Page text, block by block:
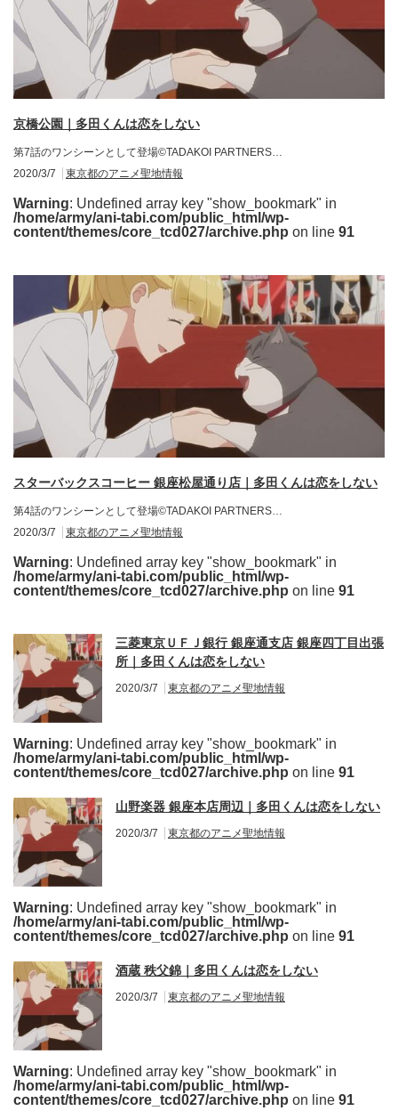
京橋公園｜多田くんは恋をしない
第7話のワンシーンとして登場©TADAKOI PARTNERS…
2020/3/7
東京都のアニメ聖地情報
Warning: Undefined array key "show_bookmark" in
/home/army/ani-tabi.com/public_html/wp-
content/themes/core_tcd027/archive.php on line 91
スターバックスコーヒー 銀座松屋通り店｜多田くんは恋をしない
第4話のワンシーンとして登場©TADAKOI PARTNERS…
2020/3/7
東京都のアニメ聖地情報
Warning: Undefined array key "show_bookmark" in
/home/army/ani-tabi.com/public_html/wp-
content/themes/core_tcd027/archive.php on line 91
三菱東京ＵＦＪ銀行 銀座通支店 銀座四丁目出張
所｜多田くんは恋をしない
2020/3/7 東京都のアニメ聖地情報
Warning: Undefined array key "show_bookmark" in
/home/army/ani-tabi.com/public_html/wp-
content/themes/core_tcd027/archive.php on line 91
山野楽器 銀座本店周辺｜多田くんは恋をしない
2020/3/7 東京都のアニメ聖地情報
Warning: Undefined array key "show_bookmark" in
/home/army/ani-tabi.com/public_html/wp-
content/themes/core_tcd027/archive.php on line 91
酒蔵 秩父錦｜多田くんは恋をしない
2020/3/7 東京都のアニメ聖地情報
Warning: Undefined array key "show_bookmark" in
/home/army/ani-tabi.com/public_html/wp-
content/themes/core_tcd027/archive.php on line 91